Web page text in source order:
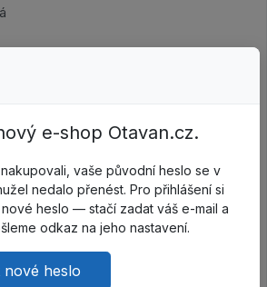
e-shop Otavan.cz.
vaše původní heslo se v
nedalo přenést. Pro přihlášení si
heslo — stačí zadat váš e-mail a
odkaz na jeho nastavení.
heslo